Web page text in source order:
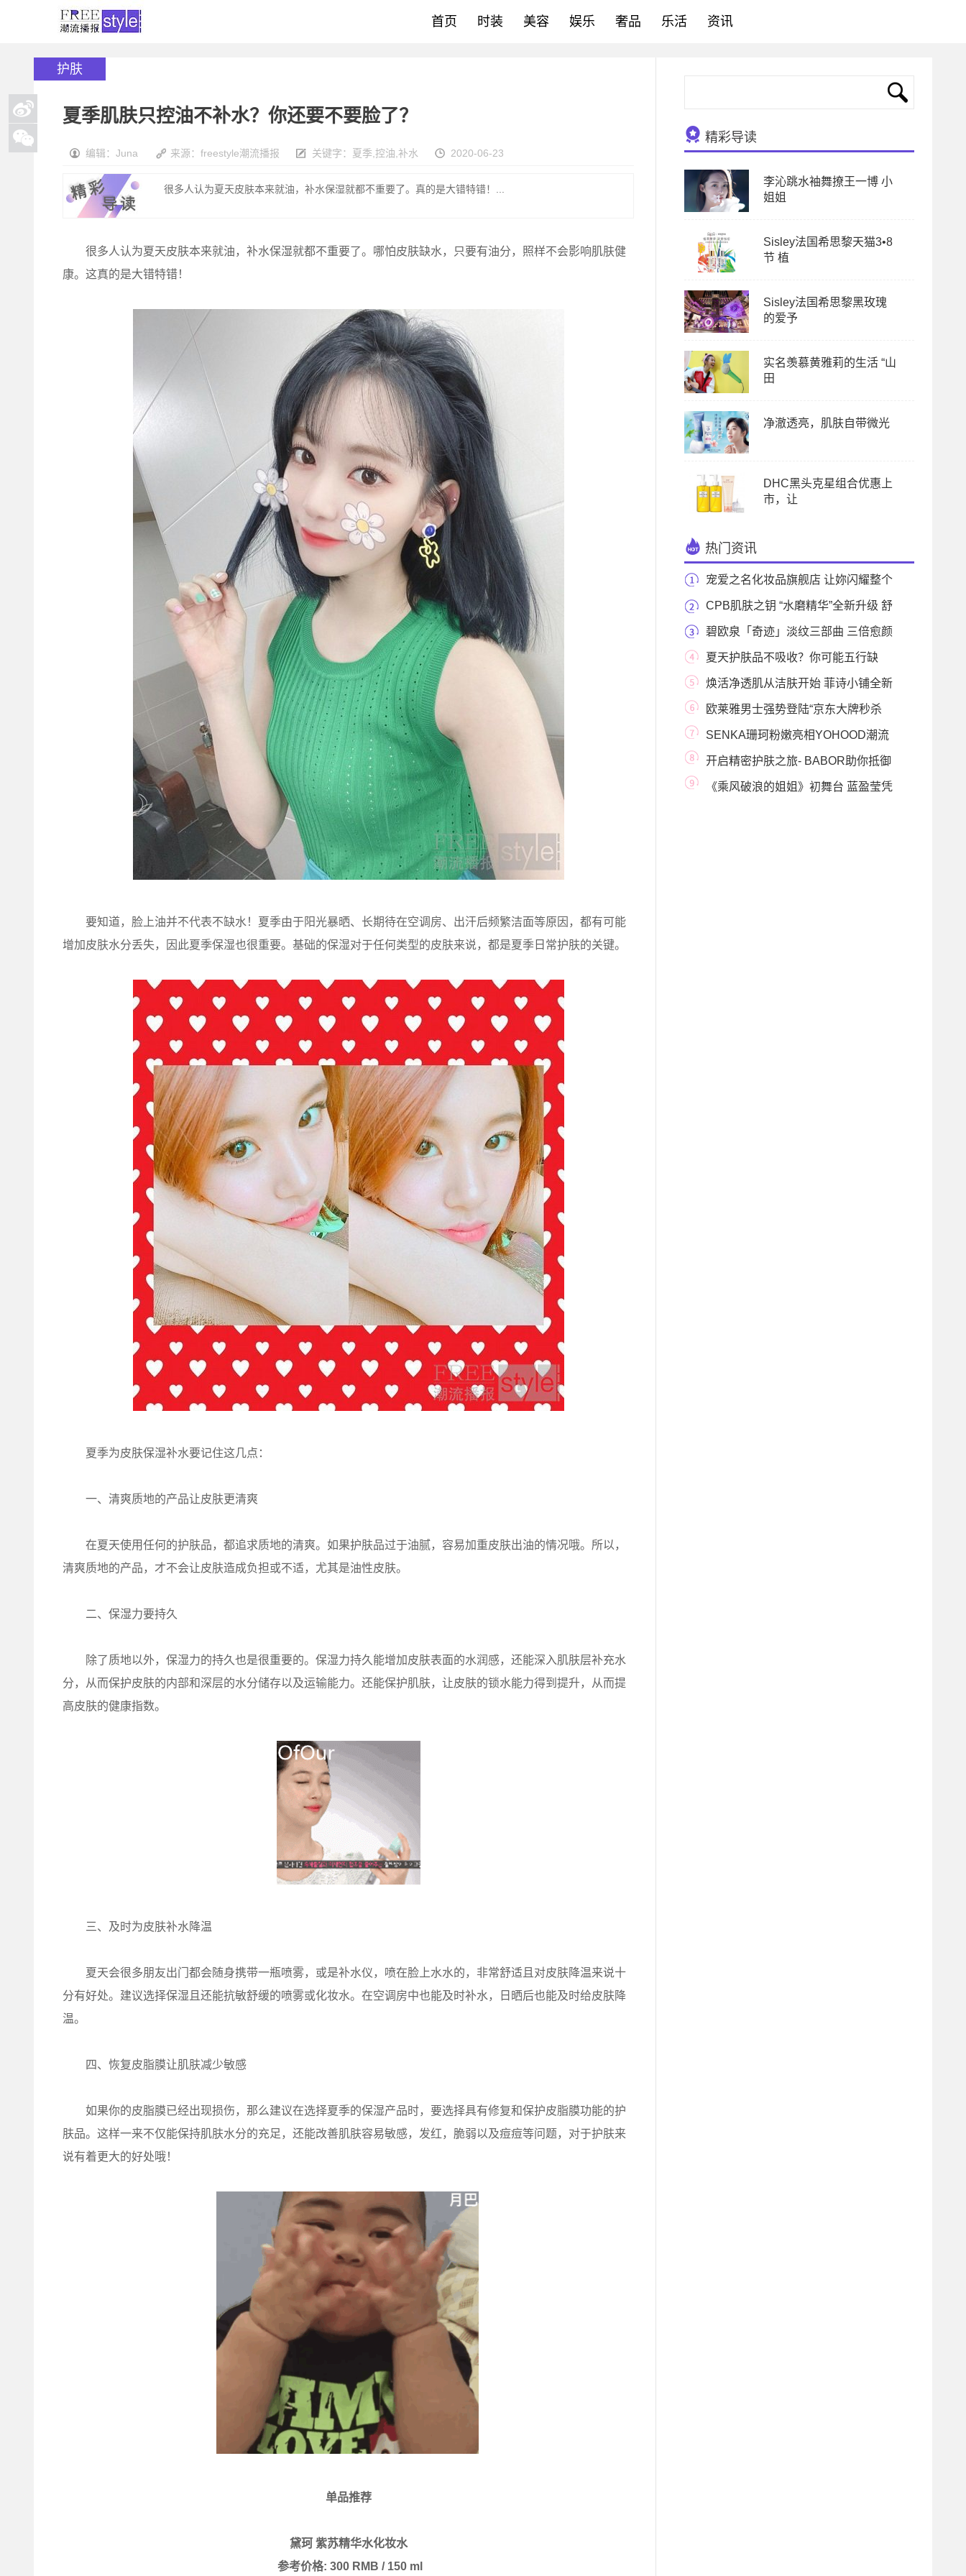
首页 时装 美容 娱乐 奢品 乐活 资讯
护肤
夏季肌肤只控油不补水？你还要不要脸了？
编辑：Juna 来源：freestyle潮流播报 关键字： 夏季 控油 补水 2020-06-23
很多人认为夏天皮肤本来就油，补水保湿就都不重要了。真的是大错特错！...
很多人认为夏天皮肤本来就油，补水保湿就都不重要了。哪怕皮肤缺水，只要有油分，照样不会影响肌肤健
康。这真的是大错特错！
要知道，脸上油并不代表不缺水！夏季由于阳光暴晒、长期待在空调房、出汗后频繁洁面等原因，都有可能
增加皮肤水分丢失，因此夏季保湿也很重要。基础的保湿对于任何类型的皮肤来说，都是夏季日常护肤的关键。
夏季为皮肤保湿补水要记住这几点：
一、清爽质地的产品让皮肤更清爽
在夏天使用任何的护肤品，都追求质地的清爽。如果护肤品过于油腻，容易加重皮肤出油的情况哦。所以，
清爽质地的产品，才不会让皮肤造成负担或不适，尤其是油性皮肤。
二、保湿力要持久
除了质地以外，保湿力的持久也是很重要的。保湿力持久能增加皮肤表面的水润感，还能深入肌肤层补充水
分，从而保护皮肤的内部和深层的水分储存以及运输能力。还能保护肌肤，让皮肤的锁水能力得到提升，从而提
高皮肤的健康指数。
三、及时为皮肤补水降温
夏天会很多朋友出门都会随身携带一瓶喷雾，或是补水仪，喷在脸上水水的，非常舒适且对皮肤降温来说十
分有好处。建议选择保湿且还能抗敏舒缓的喷雾或化妆水。在空调房中也能及时补水，日晒后也能及时给皮肤降
温。
四、恢复皮脂膜让肌肤减少敏感
如果你的皮脂膜已经出现损伤，那么建议在选择夏季的保湿产品时，要选择具有修复和保护皮脂膜功能的护
肤品。这样一来不仅能保持肌肤水分的充足，还能改善肌肤容易敏感，发红，脆弱以及痘痘等问题，对于护肤来
说有着更大的好处哦！
单品推荐
黛珂 紫苏精华水化妆水
参考价格: 300 RMB / 150 ml
精彩导读
李沁跳水袖舞撩王一博 小
姐姐
Sisley法国希思黎天猫3•8
节 植
Sisley法国希思黎黑玫瑰
的爱予
实名羡慕黄雅莉的生活 “山
田
净澈透亮，肌肤自带微光
DHC黑头克星组合优惠上
市，让
热门资讯
宠爱之名化妆品旗舰店 让妳闪耀整个
夏天CPB肌肤之钥 “水磨精华”全新升级 舒
缓控油 缔
碧欧泉「奇迹」淡纹三部曲 三倍愈颜
力 加乘解决
夏天护肤品不吸收？你可能五行缺
它！焕活净透肌从洁肤开始 菲诗小铺全新
推出米水清
欧莱雅男士强势登陆“京东大牌秒杀
日”——推
SENKA珊珂粉嫩亮相YOHOOD潮流
展 化身时尚Icon
开启精密护肤之旅- BABOR助你抵御
衰老绽现焕颜
《乘风破浪的姐姐》初舞台 蓝盈莹凭